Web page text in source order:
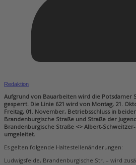
Redaktion
Aufgrund von Bauarbeiten wird die Potsdamer
gesperrt. Die Linie 621 wird von Montag, 21.
Freitag, 01. November, Betriebsschluss in
Brandenburgische Straße und Straße der
Brandenburgische Straße <> Albert-
umgeleitet.
Es gelten folgende Haltestellenänderungen:
Ludwigsfelde, Brandenburgische Str. – wird